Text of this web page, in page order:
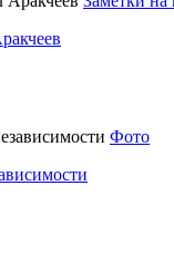
Фото